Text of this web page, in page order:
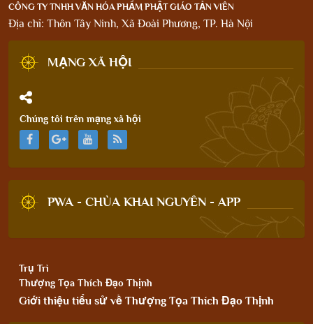
CÔNG TY TNHH VĂN HÓA PHẨM PHẬT GIÁO TẢN VIÊN
Địa chỉ: Thôn Tây Ninh, Xã Đoài Phương, TP. Hà Nội
MẠNG XÃ HỘI
Chúng tôi trên mạng xã hội
PWA - CHÙA KHAI NGUYÊN - APP
Trụ Trì
Thượng Tọa Thích Đạo Thịnh
Giới thiệu tiểu sử về Thượng Tọa Thích Đạo Thịnh